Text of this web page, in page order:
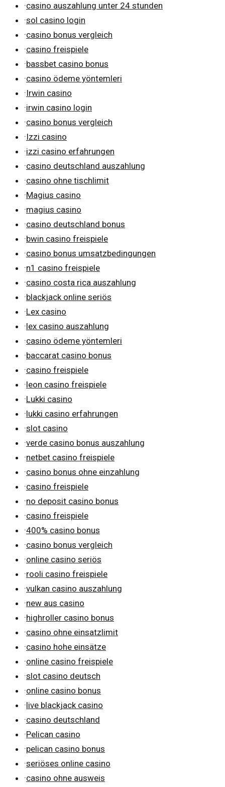
·casino auszahlung unter 24 stunden
·sol casino login
·casino bonus vergleich
·casino freispiele
·bassbet casino bonus
·casino ödeme yöntemleri
·Irwin casino
·irwin casino login
·casino bonus vergleich
·Izzi casino
·izzi casino erfahrungen
·casino deutschland auszahlung
·casino ohne tischlimit
·Magius casino
·magius casino
·casino deutschland bonus
·bwin casino freispiele
·casino bonus umsatzbedingungen
·n1 casino freispiele
·casino costa rica auszahlung
·blackjack online seriös
·Lex casino
·lex casino auszahlung
·casino ödeme yöntemleri
·baccarat casino bonus
·casino freispiele
·leon casino freispiele
·Lukki casino
·lukki casino erfahrungen
·slot casino
·verde casino bonus auszahlung
·netbet casino freispiele
·casino bonus ohne einzahlung
·casino freispiele
·no deposit casino bonus
·casino freispiele
·400% casino bonus
·casino bonus vergleich
·online casino seriös
·rooli casino freispiele
·vulkan casino auszahlung
·new aus casino
·highroller casino bonus
·casino ohne einsatzlimit
·casino hohe einsätze
·online casino freispiele
·slot casino deutsch
·online casino bonus
·live blackjack casino
·casino deutschland
·Pelican casino
·pelican casino bonus
·seriöses online casino
·casino ohne ausweis